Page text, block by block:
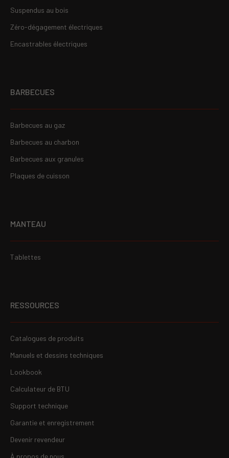
Suspendus au bois
Zéro-dégagement électriques
Encastrables électriques
BARBECUES
Barbecues au gaz
Barbecues au charbon
Barbecues aux granules
Plaques de cuisson
MANTEAU
Tablettes
RESSOURCES
Catalogues de produits
Manuels et dessins techniques
Lookbook
Calculateur de BTU
Support technique
Garantie et enregistrement
Devenir revendeur